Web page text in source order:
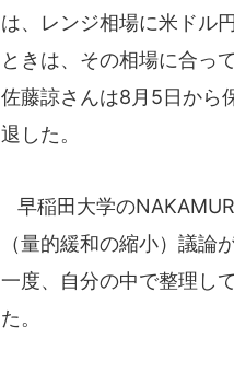
は、レンジ相場に米ドル
ときは、その相場に合っ
佐藤諒さんは8月5日から
退した。
早稲田大学の
（量的緩和の縮小）議論
一度、自分の中で整理し
た。